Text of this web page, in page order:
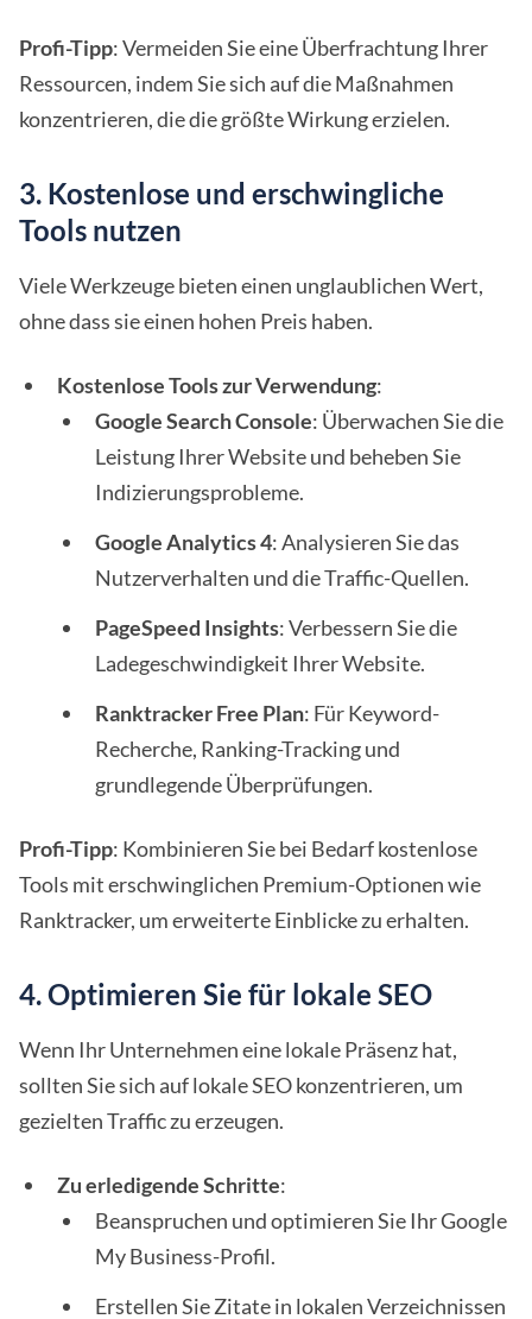
Profi-Tipp: Vermeiden Sie eine Überfrachtung Ihrer
Ressourcen, indem Sie sich auf die Maßnahmen
konzentrieren, die die größte Wirkung erzielen.
3. Kostenlose und erschwingliche
Tools nutzen
Viele Werkzeuge bieten einen unglaublichen Wert,
ohne dass sie einen hohen Preis haben.
Kostenlose Tools zur Verwendung:
Google Search Console: Überwachen Sie die
Leistung Ihrer Website und beheben Sie
Indizierungsprobleme.
Google Analytics 4: Analysieren Sie das
Nutzerverhalten und die Traffic-Quellen.
PageSpeed Insights: Verbessern Sie die
Ladegeschwindigkeit Ihrer Website.
Ranktracker Free Plan: Für Keyword-
Recherche, Ranking-Tracking und
grundlegende Überprüfungen.
Profi-Tipp: Kombinieren Sie bei Bedarf kostenlose
Tools mit erschwinglichen Premium-Optionen wie
Ranktracker, um erweiterte Einblicke zu erhalten.
4. Optimieren Sie für lokale SEO
Wenn Ihr Unternehmen eine lokale Präsenz hat,
sollten Sie sich auf lokale SEO konzentrieren, um
gezielten Traffic zu erzeugen.
Zu erledigende Schritte:
Beanspruchen und optimieren Sie Ihr Google
My Business-Profil.
Erstellen Sie Zitate in lokalen Verzeichnissen